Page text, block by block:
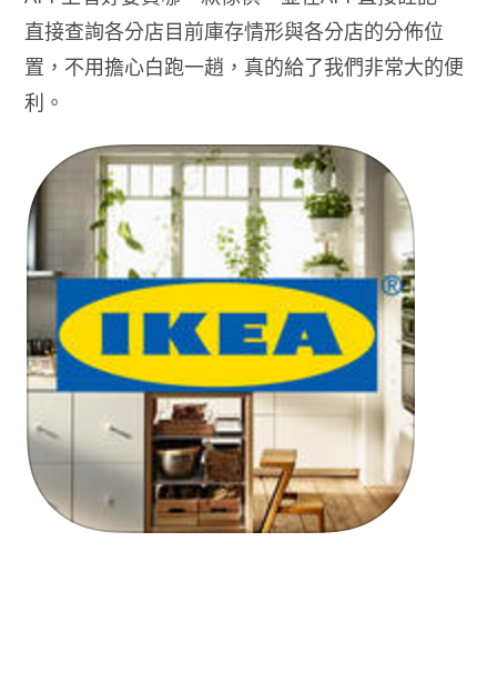
直接查詢各分店目前庫存情形與各分店的分佈位
置，不用擔心白跑一趙，真的給了我們非常大的便
利。